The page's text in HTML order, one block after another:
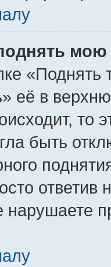
мою
«Поднять
её в
то
быть
ответив